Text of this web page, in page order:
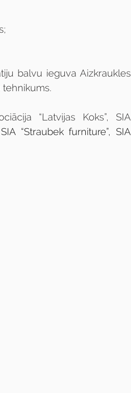
balvu ieguva Aizkraukles
tehnikums.
“Latvijas Koks”, SIA
“Straubek furniture”, SIA